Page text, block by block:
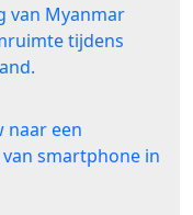
van Myanmar
tijdens
naar een
smartphone in